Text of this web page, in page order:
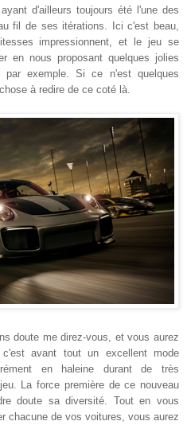
d'ailleurs toujours été l'une des
fil de ses itérations. Ici c'est beau,
impressionnent, et le jeu se
en nous proposant quelques jolies
exemple. Si ce n'est quelques
à redire de ce coté là.
doute me direz-vous, et vous aurez
avant tout un excellent mode
en haleine durant de très
La force première de ce nouveau
doute sa diversité. Tout en vous
chacune de vos voitures, vous aurez